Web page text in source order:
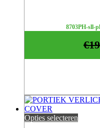
8703PH-sll-
€
Opties selecteren